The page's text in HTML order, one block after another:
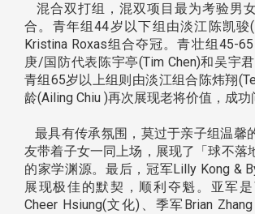
混合双打组，混双项目最为考验男
合。青年组44岁以下组由淡江陈凯骏
Kristina Roxas组合夺冠。青壮组45-
庚/国防代表陈宇亭(Tim Chen)和吴宇
青组65岁以上组则由淡江组合陈炜翔
龄(Ailing Chiu )再次展现老将价值，成功
最具有传承氛围，莫过于亲子组温馨
友带着子女一同上场，展现了「球不落
的家学渊源。最后，冠军Lilly Kong &
展现极佳的默契，顺利夺魁。亚军是
Cheer Hsiung(文化)、季军Brian